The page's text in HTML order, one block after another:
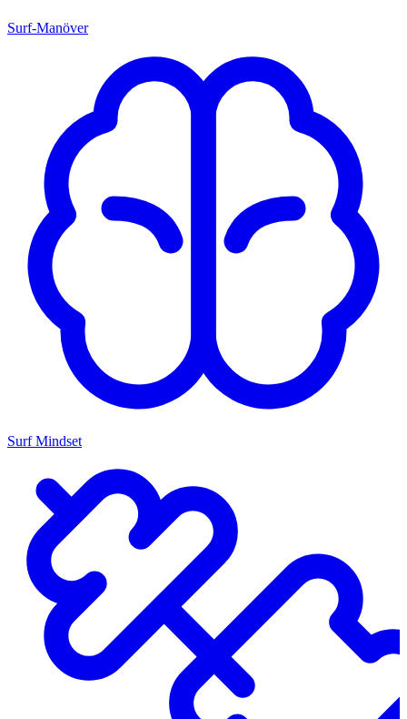
Surf-Manöver
Surf Mindset